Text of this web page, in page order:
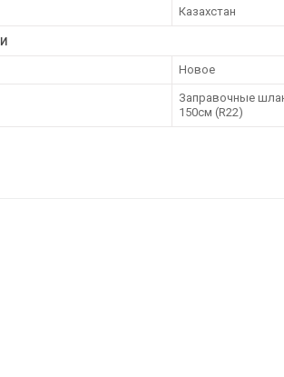
Казахстан
Новое
Заправочные
150см (R22)